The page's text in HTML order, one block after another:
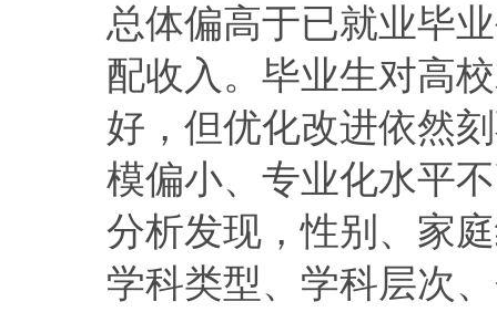
总体偏高于已就业毕
配收入。毕业生对高
好，但优化改进依然
模偏小、专业化水平
分析发现，性别、家
学科类型、学科层次